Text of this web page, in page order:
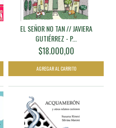
EL SEÑOR NO TAN // JAVIERA
GUTIÉRREZ - P...
$18.000,00